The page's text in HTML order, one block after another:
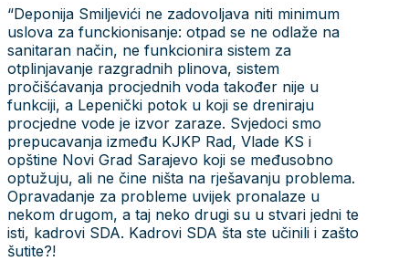
“Deponija Smiljevići ne zadovoljava niti minimum
uslova za funckionisanje: otpad se ne odlaže na
sanitaran način, ne funkcionira sistem za
otplinjavanje razgradnih plinova, sistem
pročišćavanja procjednih voda također nije u
funkciji, a Lepenički potok u koji se dreniraju
procjedne vode je izvor zaraze. Svjedoci smo
prepucavanja između KJKP Rad, Vlade KS i
opštine Novi Grad Sarajevo koji se međusobno
optužuju, ali ne čine ništa na rješavanju problema.
Opravadanje za probleme uvijek pronalaze u
nekom drugom, a taj neko drugi su u stvari jedni te
isti, kadrovi SDA. Kadrovi SDA šta ste učinili i zašto
šutite?!